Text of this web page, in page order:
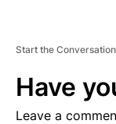
Start the Conversation
Have
Leave a